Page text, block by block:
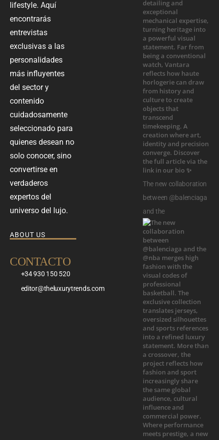
lifestyle. Aquí
encontrarás
entrevistas
exclusivas a las
personalidades
más influyentes
del sector y
contenido
cuidadosamente
seleccionado para
quienes desean no
solo conocer, sino
convertirse en
verdaderos
expertos del
universo del lujo.
ABOUT US
CONTACTO
+34 930 150 520
editor@theluxurytrends.com
The new collaboration
between @balenciaga
and the